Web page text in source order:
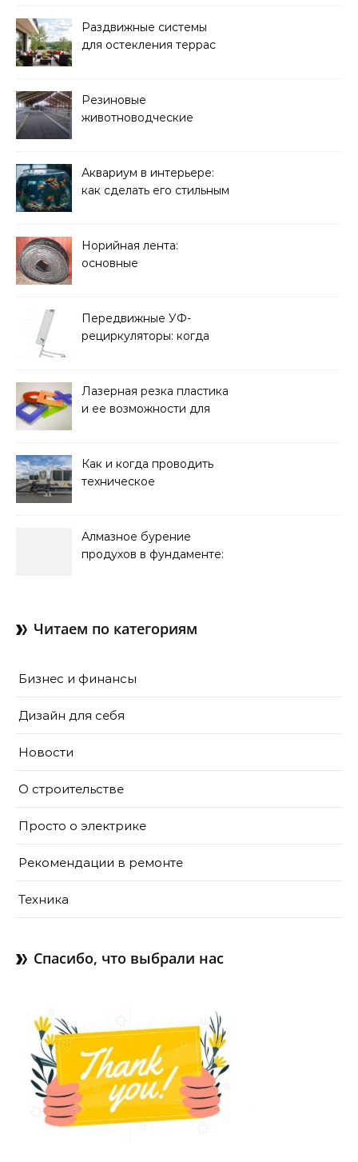
Раздвижные системы
для остекления террас
Резиновые
животноводческие
решать
Аквариум в интерьере:
как сделать его стильным
Норийная лента:
основные
и советы по выбору
Передвижные УФ-
рециркуляторы: когда
Лазерная резка пластика
и ее возможности для
Как и когда проводить
техническое
Алмазное бурение
продухов в фундаменте:
Читаем по категориям
Бизнес и финансы
Дизайн для себя
Новости
О строительстве
Просто о электрике
Рекомендации в ремонте
Техника
Спасибо, что выбрали нас